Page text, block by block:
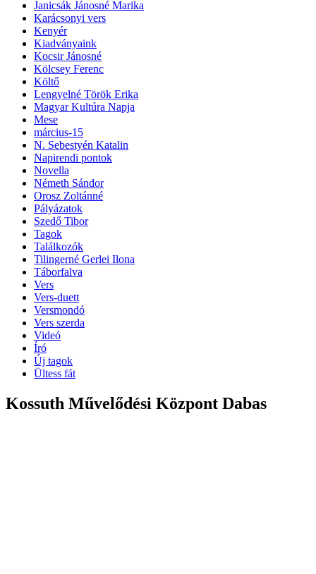
Janicsák Jánosné Marika
Karácsonyi vers
Kenyér
Kiadványaink
Kocsir Jánosné
Kölcsey Ferenc
Költő
Lengyelné Török Erika
Magyar Kultúra Napja
Mese
március-15
N. Sebestyén Katalin
Napirendi pontok
Novella
Németh Sándor
Orosz Zoltánné
Pályázatok
Szedő Tibor
Tagok
Találkozók
Tilingerné Gerlei Ilona
Táborfalva
Vers
Vers-duett
Versmondó
Vers szerda
Videó
Író
Új tagok
Ültess fát
Kossuth Művelődési Központ Dabas